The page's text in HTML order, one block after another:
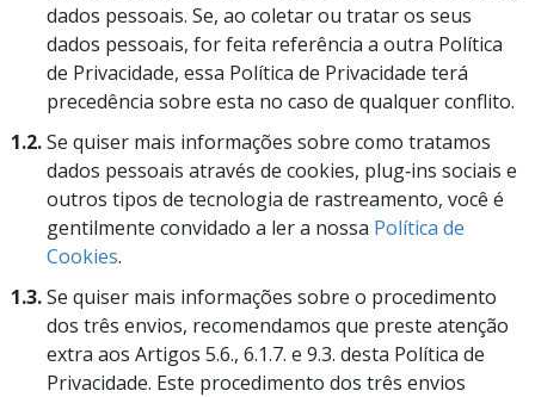
dados pessoais. Se, ao coletar ou tratar os seus
dados pessoais, for feita referência a outra Política
de Privacidade, essa Política de Privacidade terá
precedência sobre esta no caso de qualquer conflito.
1.2.Se quiser mais informações sobre como tratamos
dados pessoais através de cookies, plug‑ins sociais e
outros tipos de tecnologia de rastreamento, você é
gentilmente convidado a ler a nossa Política de
Cookies.
1.3.Se quiser mais informações sobre o procedimento
dos três envios, recomendamos que preste atenção
extra aos Artigos 5.6., 6.1.7. e 9.3. desta Política de
Privacidade. Este procedimento dos três envios